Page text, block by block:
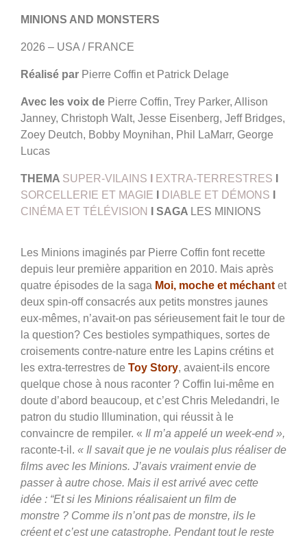
MINIONS AND MONSTERS
2026 – USA / FRANCE
Réalisé par Pierre Coffin et Patrick Delage
Avec les voix de Pierre Coffin, Trey Parker, Allison
Janney, Christoph Walt, Jesse Eisenberg, Jeff Bridges,
Zoey Deutch, Bobby Moynihan, Phil LaMarr, George
Lucas
THEMA SUPER-VILAINS EXTRA-TERRESTRES
SORCELLERIE ET MAGIE
DIABLE ET DÉMONS
CINÉMA ET TÉLÉVISION
I SAGA LES MINIONS
Les Minions imaginés par Pierre Coffin font recette
depuis leur première apparition en 2010. Mais après
quatre épisodes de la saga Moi, moche et méchant et
deux spin-off consacrés aux petits monstres jaunes
eux-mêmes, n’avait-on pas sérieusement fait le tour de
la question? Ces bestioles sympathiques, sortes de
croisements contre-nature entre les Lapins crétins et
les extra-terrestres de Toy Story, avaient-ils encore
quelque chose à nous raconter ? Coffin lui-même en
doute d’abord beaucoup, et c’est Chris Meledandri, le
patron du studio Illumination, qui réussit à le
convaincre de rempiler. « Il m’a appelé un week-end »,
raconte-t-il. « Il savait que je ne voulais plus réaliser de
films avec les Minions. J’avais vraiment envie de
passer à autre chose. Mais il est arrivé avec cette
idée : “Et si les Minions réalisaient un film de
monstre ? Comme ils n’ont pas de monstre, ils le
créent et c’est une catastrophe. Pendant tout le reste